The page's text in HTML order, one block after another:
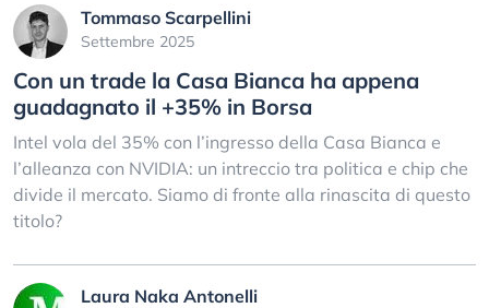
Tommaso Scarpellini
Settembre 2025
Con un trade la Casa Bianca ha appena
guadagnato il +35% in Borsa
Intel vola del 35% con l’ingresso della Casa Bianca e
l’alleanza con NVIDIA: un intreccio tra politica e chip che
divide il mercato. Siamo di fronte alla rinascita di questo
titolo?
Laura Naka Antonelli